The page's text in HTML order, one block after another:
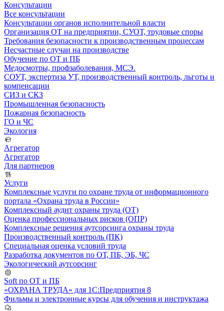
Консультации
Все консультации
Консультации органов исполнительной власти
Организация ОТ на предприятии, СУОТ, трудовые споры
Требования безопасности к производственным процессам
Несчастные случаи на производстве
Обучение по ОТ и ПБ
Медосмотры, профзаболевания, МСЭ.
СОУТ, экспертиза УТ, производственный контроль, льготы и
компенсации
СИЗ и СКЗ
Промышленная безопасность
Пожарная безопасность
ГО и ЧС
Экология
Агрегатор
Агрегатор
Для партнеров
Услуги
Комплексные услуги по охране труда от информационного
портала «Охрана труда в России»
Комплексный аудит охраны труда (ОТ)
Оценка профессиональных рисков (ОПР)
Комплексные решения аутсорсинга охраны труда
Производственный контроль (ПК)
Специальная оценка условий труда
Разработка документов по ОТ, ПБ, ЭБ, ЧС
Экологический аутсорсинг
Soft по ОТ и ПБ
«ОХРАНА ТРУДА» для 1С:Предприятия 8
Фильмы и электронные курсы для обучения и инструктажа